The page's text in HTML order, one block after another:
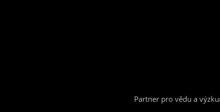
Partner pro vědu a